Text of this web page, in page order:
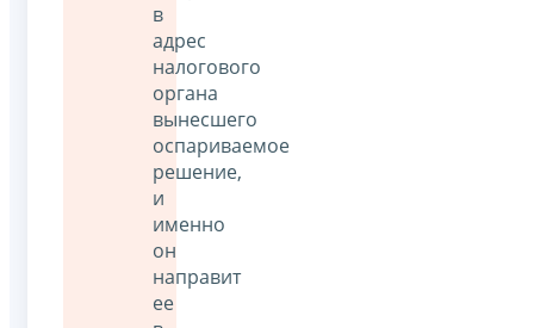
в
адрес
налогового
органа
вынесшего
оспариваемое
решение,
и
именно
он
направит
ее